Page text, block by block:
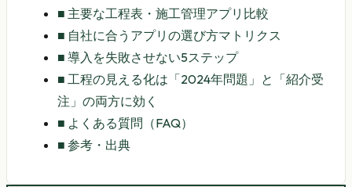
■ 主要な工程表・施工管理アプリ比較
■ 自社に合うアプリの選び方マトリクス
■ 導入を失敗させない5ステップ
■ 工程の見える化は「2024年問題」と「紹介受
注」の両方に効く
■ よくある質問（FAQ）
■ 参考・出典